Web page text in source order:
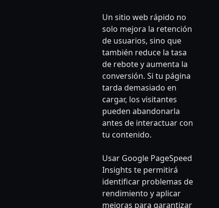
Un sitio web rápido no
solo mejora la retención
de usuarios, sino que
también reduce la tasa
de rebote y aumenta la
conversión. Si tu página
tarda demasiado en
cargar, los visitantes
pueden abandonarla
antes de interactuar con
tu contenido.
Usar Google PageSpeed
Insights te permitirá
identificar problemas de
rendimiento y aplicar
mejoras para garantizar